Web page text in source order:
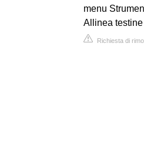
menu
Allinea
Richiesta di